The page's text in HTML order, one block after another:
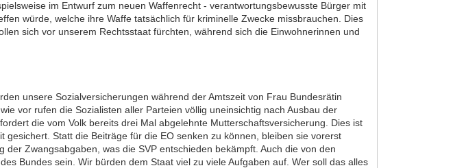
im Entwurf zum neuen Waffenrecht - verantwortungsbewusste Bürger mit
würde, welche ihre Waffe tatsächlich für kriminelle Zwecke missbrauchen. Dies
sich vor unserem Rechtsstaat fürchten, während sich die Einwohnerinnen und
unsere Sozialversicherungen während der Amtszeit von Frau Bundesrätin
vor rufen die Sozialisten aller Parteien völlig uneinsichtig nach Ausbau der
die vom Volk bereits drei Mal abgelehnte Mutterschaftsversicherung. Dies ist
Statt die Beiträge für die EO senken zu können, bleiben sie vorerst
Zwangsabgaben, was die SVP entschieden bekämpft. Auch die von den
Bundes sein. Wir bürden dem Staat viel zu viele Aufgaben auf. Wer soll das alles